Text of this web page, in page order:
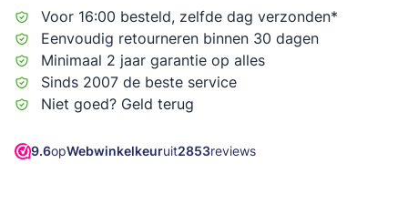
Voor 16:00 besteld, zelfde dag verzonden*
Eenvoudig retourneren binnen 30 dagen
Minimaal 2 jaar garantie op alles
Sinds 2007 de beste service
Niet goed? Geld terug
9.6opWebwinkelkeuruit2853reviews